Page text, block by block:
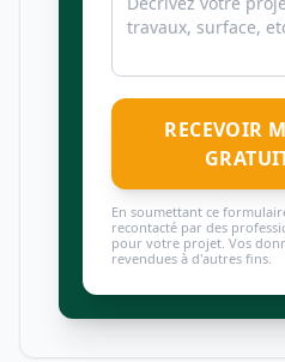
RECEVOIR
En soumettant ce
recontacté par des
pour votre projet. Vos
revendues à d'autres fins.